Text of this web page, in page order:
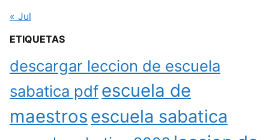
« Jul
ETIQUETAS
descargar leccion de escuela
sabatica pdfescuela de
maestros escuela sabatica